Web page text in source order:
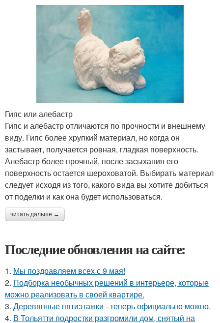
Гипс или алебастр
Гипс и алебастр отличаются по прочности и внешнему
виду. Гипс более хрупкий материал, но когда он
застывает, получается ровная, гладкая поверхность.
Алебастр более прочный, после засыхания его
поверхность остается шероховатой. Выбирать материал
следует исходя из того, какого вида вы хотите добиться
от поделки и как она будет использоваться.
читать дальше →
Последние обновления на сайте:
1. Мы поздравляем всех с 9 мая!
2. Подборка необычных решений в интерьере, которые
можно реализовать в своей квартире.
3. Деревянные пятиэтажки - теперь официально можно.
4. В Тольятти подростки разгромили дом, снятый на